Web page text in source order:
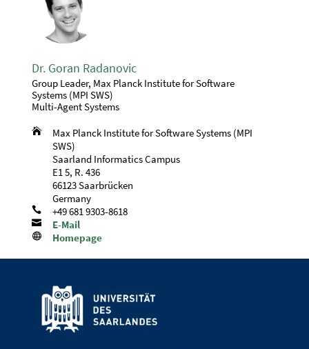
Dr. Goran Radanovic
Group Leader, Max Planck Institute for Software
Systems (MPI SWS)
Multi-Agent Systems

Max Planck Institute for Software Systems (MPI
SWS)
Saarland Informatics Campus
E1 5, R. 436
66123 Saarbrücken
Germany
 +49 681 9303-8618
 E-Mail
 Homepage